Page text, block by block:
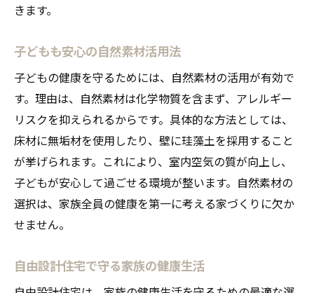
きます。
子どもも安心の自然素材活用法
子どもの健康を守るためには、自然素材の活用が有効で
す。理由は、自然素材は化学物質を含まず、アレルギー
リスクを抑えられるからです。具体的な方法としては、
床材に無垢材を使用したり、壁に珪藻土を採用すること
が挙げられます。これにより、室内空気の質が向上し、
子どもが安心して過ごせる環境が整います。自然素材の
選択は、家族全員の健康を第一に考える家づくりに欠か
せません。
自由設計住宅で守る家族の健康生活